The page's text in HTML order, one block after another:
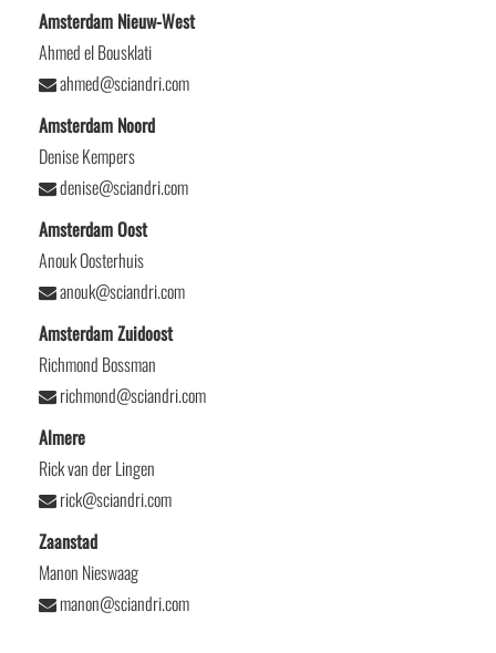
Amsterdam Nieuw-West
Ahmed el Bousklati
ahmed@sciandri.com
Amsterdam Noord
Denise Kempers
denise@sciandri.com
Amsterdam Oost
Anouk Oosterhuis
anouk@sciandri.com
Amsterdam Zuidoost
Richmond Bossman
richmond@sciandri.com
Almere
Rick van der Lingen
rick@sciandri.com
Zaanstad
Manon Nieswaag
manon@sciandri.com